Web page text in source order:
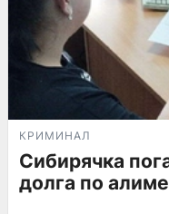
КРИМИНАЛ
Сибирячка
долга по